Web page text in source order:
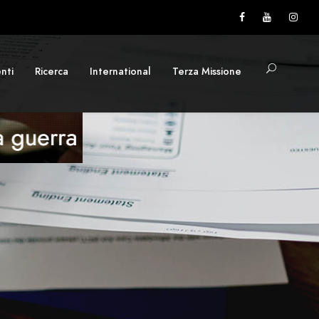
Ricerca International Terza Missione